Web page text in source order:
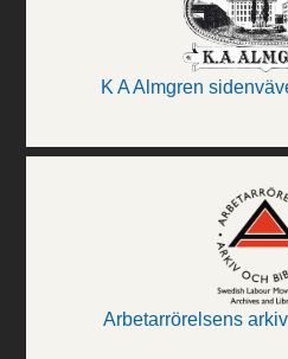
K A Almgren
Arbetarrörelsens